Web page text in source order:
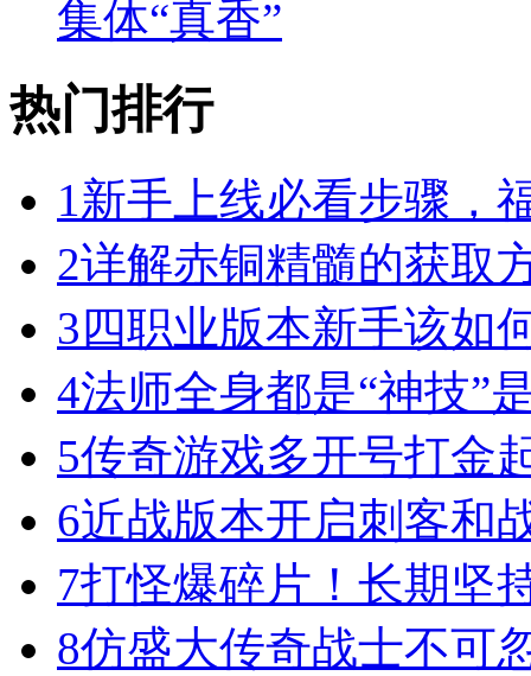
集体“真香”
热门排行
1新手上线必看步骤，
2详解赤铜精髓的获取
3 四职业版本新手该如
4法师全身都是“神技”
5传奇游戏多开号打金
6近战版本开启刺客和
7打怪爆碎片！长期坚
8仿盛大传奇战士不可